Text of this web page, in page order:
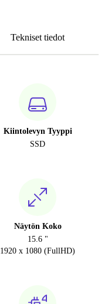
Tekniset tiedot
Kiintolevyn Tyyppi
SSD
Näytön Koko
15.6 "
1920 x 1080 (FullHD)